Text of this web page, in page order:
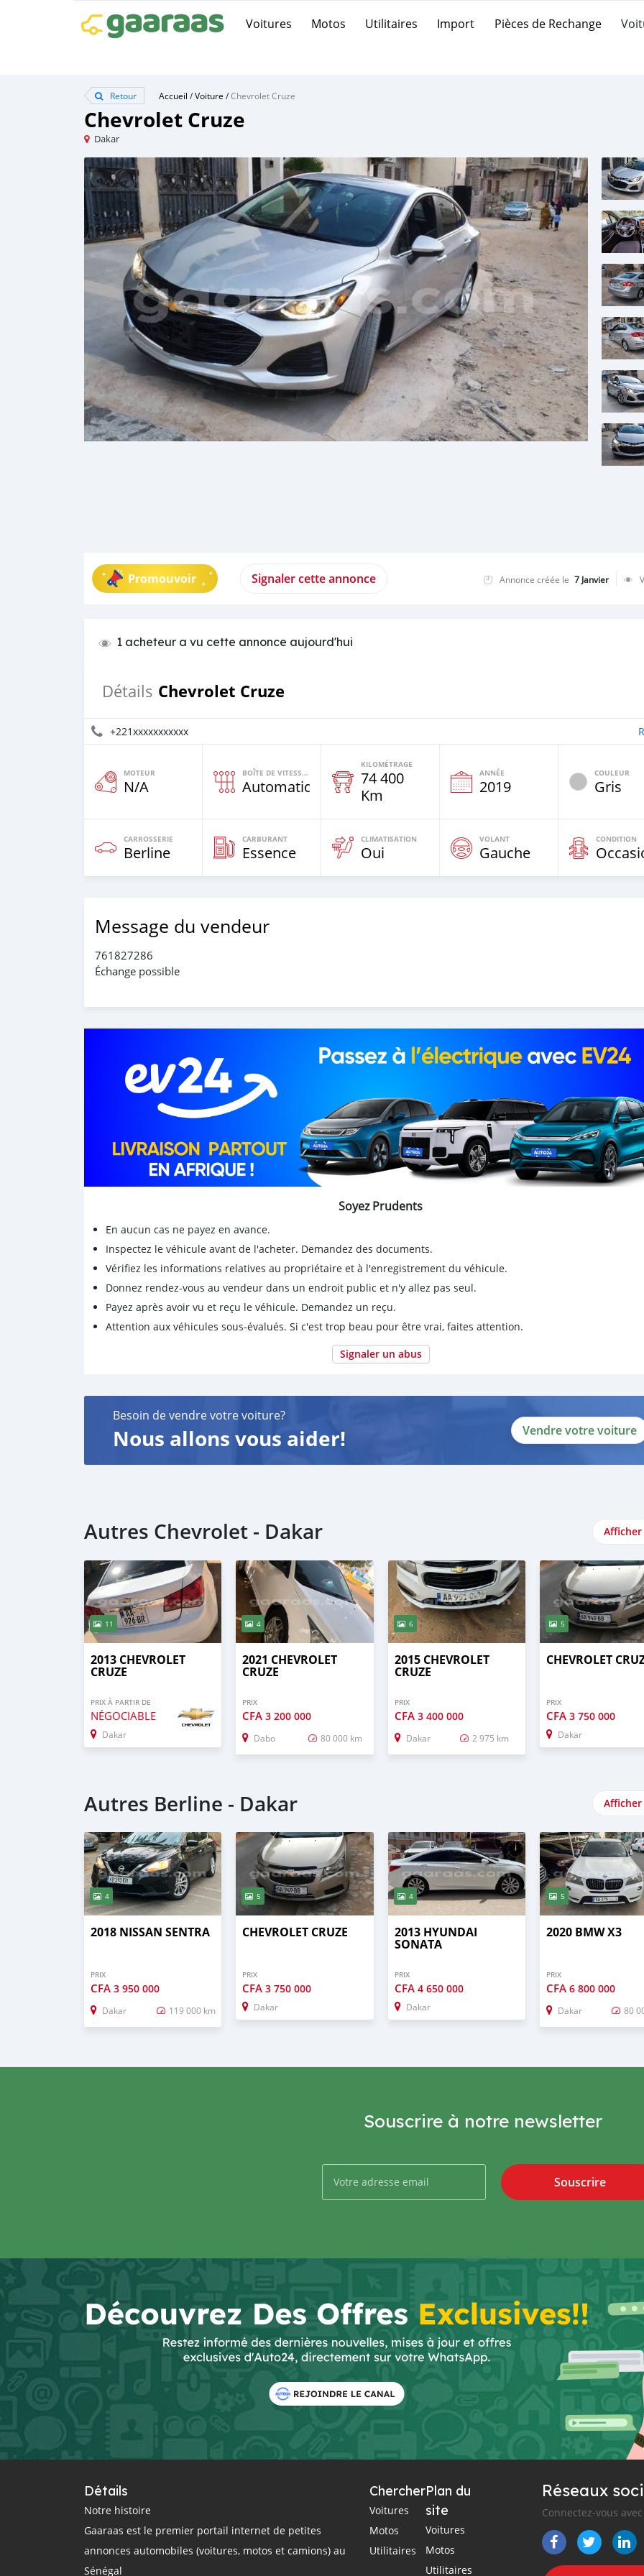
Voitures Motos Utilitaires Import Pièces de Rechange
Retour Accueil /Voiture /Chevrolet Cruze
Chevrolet Cruze
Dakar
Promouvoir Signaler cette annonce Annonce créée le 7 Janvier
1 acheteur a vu cette annonce aujourd'hui
Détails Chevrolet Cruze
+221xxxxxxxxxxx
MOTEUR
N/A
BOÎTE DE VITESSES
Automatique
KILOMÉTRAGE
74 400
Km
ANNÉE
2019
COULEUR
Gris
CARROSSERIE
Berline
CARBURANT
Essence
CLIMATISATION
Oui
VOLANT
Gauche
CONDITION
Message du vendeur
761827286
Échange possible
Soyez Prudents
En aucun cas ne payez en avance.
Inspectez le véhicule avant de l'acheter. Demandez des documents.
Vérifiez les informations relatives au propriétaire et à l'enregistrement du véhicule.
Donnez rendez-vous au vendeur dans un endroit public et n'y allez pas seul.
Payez après avoir vu et reçu le véhicule. Demandez un reçu.
Attention aux véhicules sous-évalués. Si c'est trop beau pour être vrai, faites attention.
Signaler un abus
Besoin de vendre votre voiture?
Nous allons vous aider! Vendre votre voiture
Autres Chevrolet - Dakar
11
2013 CHEVROLET
CRUZE
PRIX À PARTIR DE
NÉGOCIABLE
Dakar
4
2021 CHEVROLET
CRUZE
PRIX
CFA3 200 000
Dabo 80 000 km
6
2015 CHEVROLET
CRUZE
PRIX
CFA 3 400 000
Dakar 2 975 km
5
CHEVROLET
PRIX
CFA 3 750 000
Dakar
Autres Berline - Dakar
4
2018 NISSAN SENTRA
PRIX
CFA 3 950 000
Dakar 119 000 km
5
CHEVROLET CRUZE
PRIX
CFA3 750 000
Dakar
4
2013 HYUNDAI
SONATA
PRIX
CFA 4 650 000
Dakar
5
2020 BMW X3
PRIX
CFA 6 800 000
Dakar 80
Souscrire à notre newsletter
Souscrire
Détails
Notre histoire
Gaaraas est le premier portail internet de petites
annonces automobiles (voitures, motos et camions) au
Sénégal
Chercher
Voitures
Motos
Utilitaires
Plan du
site
Voitures
Motos
Utilitaires
Réseaux
Connectez-vous